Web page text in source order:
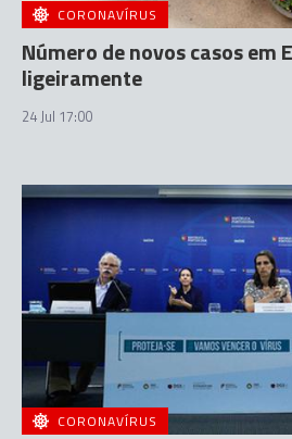
CORONAVÍRUS
Número de novos casos em
ligeiramente
24 Jul 17:00
CORONAVÍRUS